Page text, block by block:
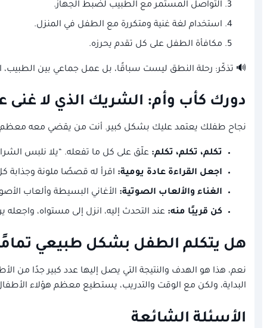
التواصل المستمر مع الطبيب لضبط الجهاز.
استخدام لغة غنية ومتكررة مع الطفل في المنزل.
مكافأة الطفل على كل تقدم يحرزه.
🔊 تذكّر: رحلة النطق ليست سباقًا، بل عمل جماعي بين الطبيب،
دورك كأب وأم: الشريك الذي لا غنى
نجاح طفلك يعتمد عليك بشكل كبير. أنت من يقضي معه معظم
تكلم، تكلم، تكلم: علّق على كل ما تفعله. “يلا نلبس
اجعل القراءة عادة يومية: اقرأ له قصصًا ملونة وجذابة
الغناء والألعاب الصوتية: الأغاني البسيطة وألعاب
كن قريبًا منه: عند التحدث إليه، انزل إلى مستواه،
هل يتكلم الطفل بشكل طبيعي تمامًا
نعم، هذا هو الهدف والنتيجة التي يصل إليها عدد كبير جدًا من
البداية، ولكن مع الوقت والتدريب، يستطيع معظم هؤلاء
الأسئلة الشائعة